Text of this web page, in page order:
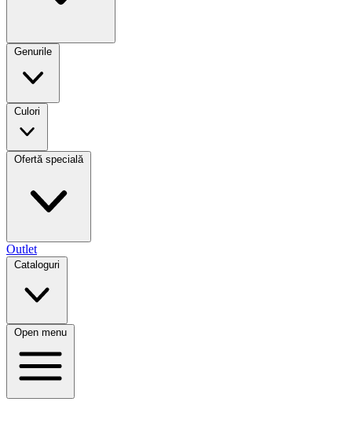
Genurile
Culori
Ofertă specială
Outlet
Cataloguri
Open menu